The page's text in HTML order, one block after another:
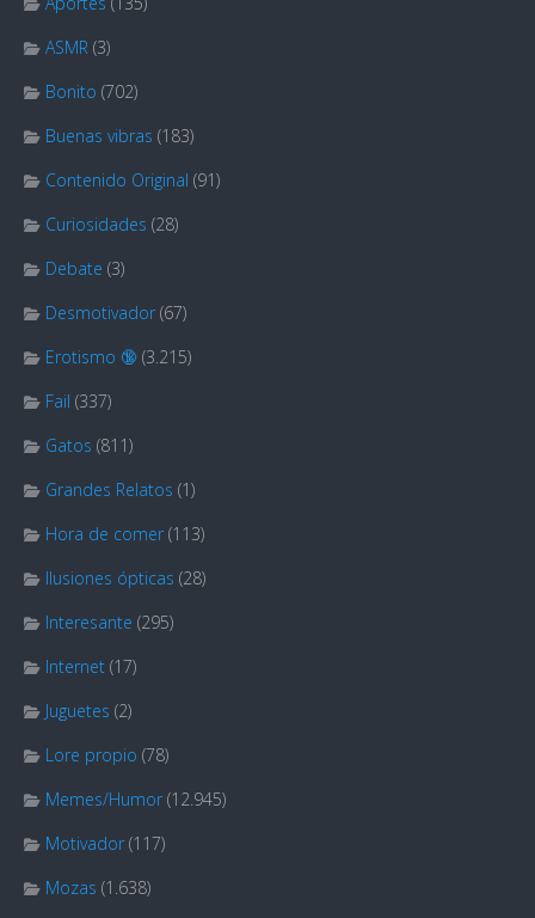
ASMR (3)
Bonito (702)
Buenas vibras (183)
Contenido Original (91)
Curiosidades (28)
Debate (3)
Desmotivador (67)
Erotismo 🔞 (3.215)
Fail (337)
Gatos (811)
Grandes Relatos (1)
Hora de comer (113)
Ilusiones ópticas (28)
Interesante (295)
Internet (17)
Juguetes (2)
Lore propio (78)
Memes/Humor (12.945)
Motivador (117)
Mozas (1.638)